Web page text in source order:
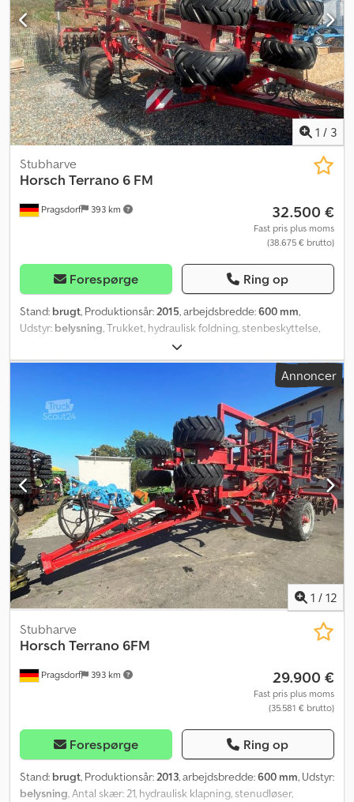
1 / 3
Pragsdorf 393 km
Stubharve
Horsch Terrano 6 FM
32.500 €
Fast pris plus moms
(38.675 € brutto)
Forespørge Ring op
Stand: brugt, Produktionsår: 2015, arbejdsbredde:600 mm,
Udstyr: belysning , Trukket, hydraulisk foldning, stenbeskyttelse,
støttefod / -hjul_____Chassis, hydraulisk sammenklappelig,
dobbeltledningsbremse, hårdmetalsskær, belysning,
udjævningsskiver, stenbeskyttelse, DSTS valse, lagersted: kunde
Annoncer
1 / 12
Pragsdorf 393 km
Stubharve
Horsch Terrano 6FM
29.900 €
Fast pris plus moms
(35.581 € brutto)
Forespørge Ring op
Stand: brugt, Produktionsår:2013, arbejdsbredde:600 mm, Udstyr:
belysning, Antal skær: 21, hydraulisk klapning, stenudløser,